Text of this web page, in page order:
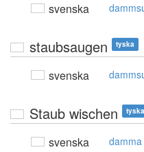
svenska
staubsaugen tyska
svenska
Staub wischen tyska
svenska damma